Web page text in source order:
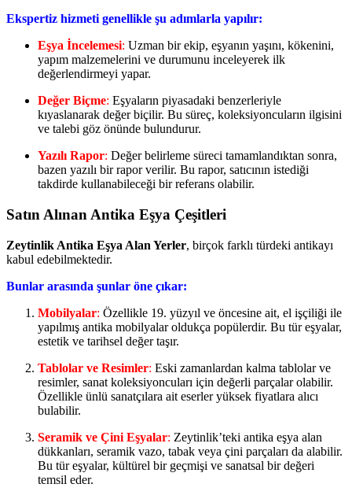
Ekspertiz hizmeti genellikle şu adımlarla yapılır:
Eşya İncelemesi: Uzman bir ekip, eşyanın yaşını, kökenini,
yapım malzemelerini ve durumunu inceleyerek ilk
değerlendirmeyi yapar.
Değer Biçme: Eşyaların piyasadaki benzerleriyle
kıyaslanarak değer biçilir. Bu süreç, koleksiyoncuların ilgisini
ve talebi göz önünde bulundurur.
Yazılı Rapor: Değer belirleme süreci tamamlandıktan sonra,
bazen yazılı bir rapor verilir. Bu rapor, satıcının istediği
takdirde kullanabileceği bir referans olabilir.
Satın Alınan Antika Eşya Çeşitleri
Zeytinlik Antika Eşya Alan Yerler, birçok farklı türdeki antikayı
kabul edebilmektedir.
Bunlar arasında şunlar öne çıkar:
Mobilyalar: Özellikle 19. yüzyıl ve öncesine ait, el işçiliği ile
yapılmış antika mobilyalar oldukça popülerdir. Bu tür eşyalar,
estetik ve tarihsel değer taşır.
Tablolar ve Resimler: Eski zamanlardan kalma tablolar ve
resimler, sanat koleksiyoncuları için değerli parçalar olabilir.
Özellikle ünlü sanatçılara ait eserler yüksek fiyatlara alıcı
bulabilir.
Seramik ve Çini Eşyalar: Zeytinlik’teki antika eşya alan
dükkanları, seramik vazo, tabak veya çini parçaları da alabilir.
Bu tür eşyalar, kültürel bir geçmişi ve sanatsal bir değeri
temsil eder.